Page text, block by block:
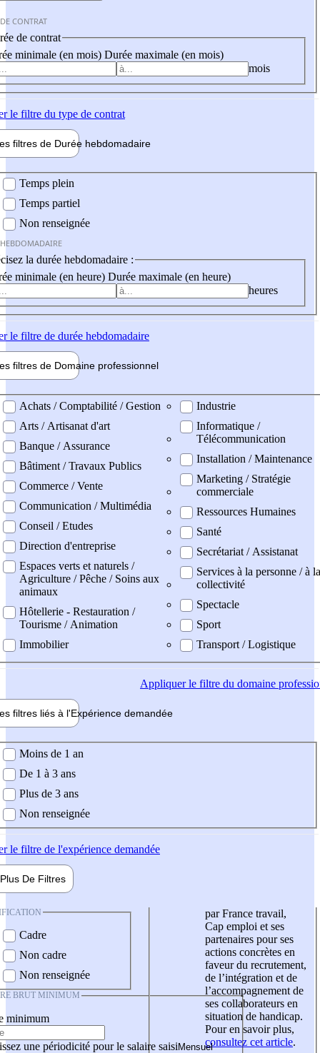
CONTRAT
de contrat
minimale (en mois) Durée maximale (en mois)
mois
le filtre du type de contrat
filtres de Durée hebdomadaire
Temps plein
Temps partiel
Non renseignée
la durée hebdomadaire :
minimale (en heure) Durée maximale (en heure)
heures
le filtre de durée hebdomadaire
filtres de Domaine professionnel
professionel
Achats / Comptabilité / Gestion
Arts / Artisanat d'art
Banque / Assurance
Bâtiment / Travaux Publics
Commerce / Vente
Communication / Multimédia
Conseil / Etudes
Direction d'entreprise
Espaces verts et naturels /
Agriculture / Pêche / Soins aux
animaux
Hôtellerie - Restauration /
Tourisme / Animation
Immobilier
Industrie
Informatique /
Télécommunication
Installation / Maintenance
Marketing / Stratégie
commerciale
Ressources Humaines
Santé
Secrétariat / Assistanat
Services à la personne / à la
collectivité
Spectacle
Sport
Transport / Logistique
Appliquerle filtre du domaine
filtres liés à l'Expérience demandée
demandée
Moins de 1 an
De 1 à 3 ans
Plus de 3 ans
Non renseignée
le filtre de l'expérience demandée
Plus De Filtres
Cadre
Non cadre
Non renseignée
BRUT MINIMUM
minimum
une périodicité pour le salaire saisi
par France travail,
Cap emploi et ses
partenaires pour ses
actions concrètes en
faveur du recrutement,
de l’intégration et de
l’accompagnement de
ses collaborateurs en
situation de handicap.
Pour en savoir plus,
consultez cet article.